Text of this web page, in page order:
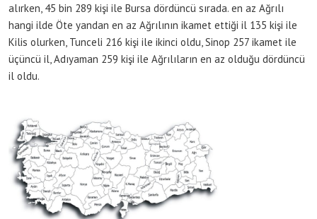
alırken, 45 bin 289 kişi ile Bursa dördüncü sırada. en az Ağrılı
hangi ilde Öte yandan en az Ağrılının ikamet ettiği il 135 kişi ile
Kilis olurken, Tunceli 216 kişi ile ikinci oldu, Sinop 257 ikamet ile
üçüncü il, Adıyaman 259 kişi ile Ağrılıların en az olduğu dördüncü
il oldu.